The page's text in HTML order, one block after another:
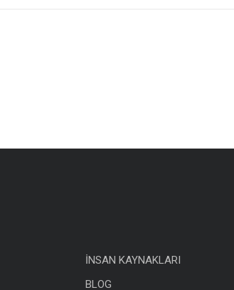
İNSAN KAYNAKLARI
BLOG